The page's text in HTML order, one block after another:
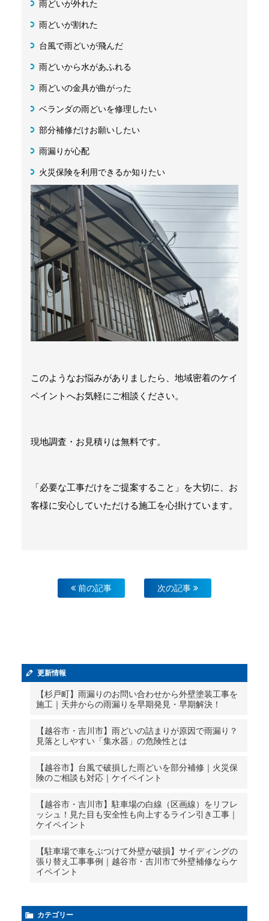
雨どいが外れた
雨どいが割れた
台風で雨どいが飛んだ
雨どいから水があふれる
雨どいの金具が曲がった
ベランダの雨どいを修理したい
部分補修だけお願いしたい
雨漏りが心配
火災保険を利用できるか知りたい
このようなお悩みがありましたら、地域密着のケイ
ペイントへお気軽にご相談ください。
現地調査・お見積りは無料です。
「必要な工事だけをご提案すること」を大切に、お
客様に安心していただける施工を心掛けています。
前の記事 次の記事
更新情報
【杉戸町】雨漏りのお問い合わせから外壁塗装工事を
施工｜天井からの雨漏りを早期発見・早期解決！
【越谷市・吉川市】雨どいの詰まりが原因で雨漏り？
見落としやすい「集水器」の危険性とは
【越谷市】台風で破損した雨どいを部分補修｜火災保
険のご相談も対応｜ケイペイント
【越谷市・吉川市】駐車場の白線（区画線）をリフレ
ッシュ！見た目も安全性も向上するライン引き工事｜
ケイペイント
【駐車場で車をぶつけて外壁が破損】サイディングの
張り替え工事事例｜越谷市・吉川市で外壁補修ならケ
イペイント
カテゴリー